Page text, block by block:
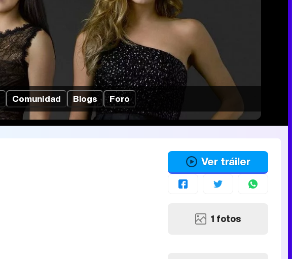
Comunidad Blogs Foro
Ver tráiler
1 fotos